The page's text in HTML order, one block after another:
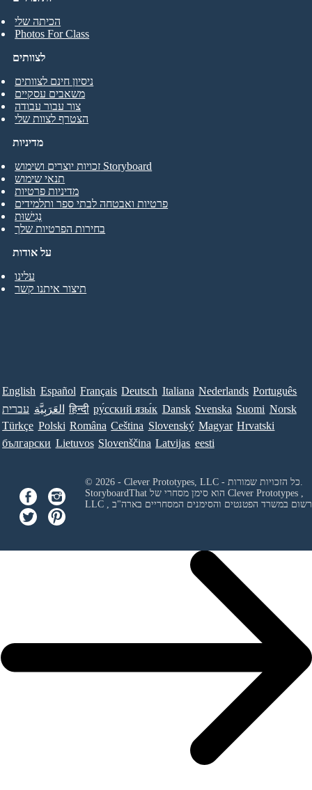
הכיתה שלי
Photos For Class
לצוותים
ניסיון חינם לצוותים
משאבים עסקיים
צור עבור עבודה
הצטרף לצוות שלי
על אודות
עלינו
תיצור איתנו קשר
מדיניות
זכויות יוצרים ושימוש Storyboard
תנאי שימוש
מדיניות פרטיות
פרטיות ואבטחה לבתי ספר ותלמידים
נְגִישׁוּת
בחירות הפרטיות שלך
English Español Français Deutsch Italiana Nederlands Português
עברית العَرَبِيَّة हिन्दी ру́сский язы́к Dansk Svenska Suomi Norsk
Türkçe Polski Româna Ceština Slovenský Magyar Hrvatski
български Lietuvos Slovenščina Latvijas eesti
Clever Prototypes ,
LLC
ורשום במשרד הפטנטים והסימנים המסחריים בארה"ב